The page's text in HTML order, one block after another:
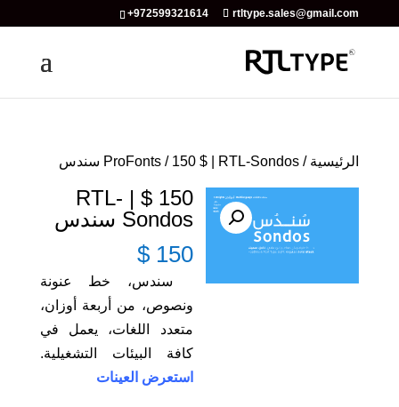
+972599321614 rtltype.sales@gmail.com
الرئيسية /
ProFonts / 150 $ | RTL-Sondos سندس
150 $ | RTL-
Sondos سندس
$150
سندس، خط عنونة
ونصوص، من أربعة أوزان،
متعدد اللغات، يعمل في
كافة البيئات التشغيلية.
استعرض العينات